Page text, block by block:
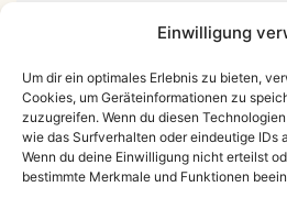
Einwilligung
Um dir ein optimales Erlebnis zu bieten,
Cookies, um Geräteinformationen zu
zuzugreifen. Wenn du diesen
wie das Surfverhalten oder eindeutige IDs
Wenn du deine Einwilligung nicht erteilst
bestimmte Merkmale und Funktionen
Impressum & Datenschutz